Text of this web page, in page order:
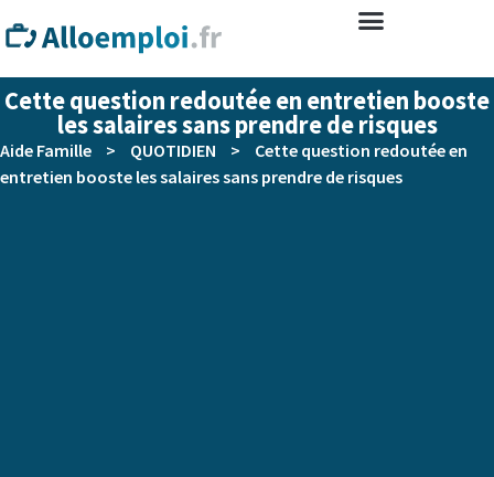
Cette question redoutée en entretien booste
les salaires sans prendre de risques
Aide Famille > QUOTIDIEN >
Cette question redoutée en
entretien booste les salaires sans prendre de risques